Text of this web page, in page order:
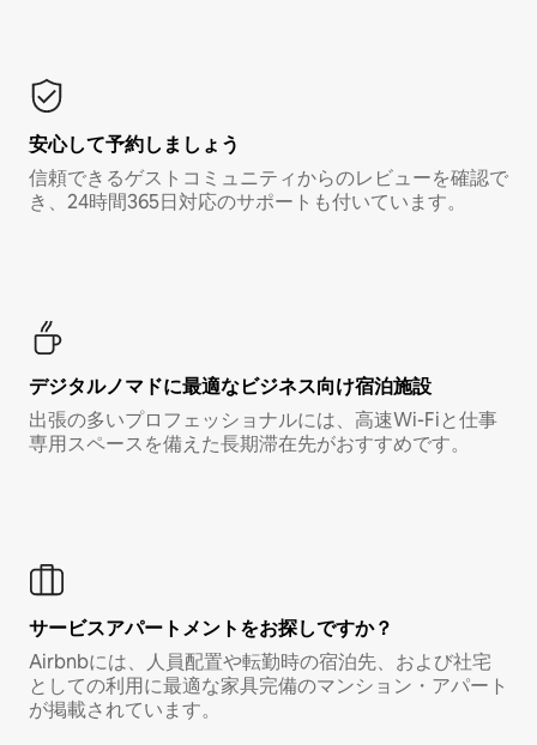
安心して予約しましょう
信頼できるゲストコミュニティからのレビューを確認で
き、24時間365日対応のサポートも付いています。
デジタルノマド⁠に最⁠適⁠なビ⁠ジ⁠ネ⁠ス⁠向⁠け宿⁠泊⁠施⁠設
出張の多いプロフェッショナルには、高速Wi-Fiと仕事
専用スペースを備えた長期滞在先がおすすめです。
サービスアパートメントをお探しですか？
Airbnbには、人員配置や転勤時の宿泊先、および社宅
としての利用に最適な家具完備のマンション・アパート
が掲載されています。